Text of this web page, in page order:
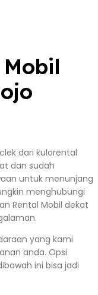
dari kulorental
dan sudah
untuk menunjang
menghubungi
Rental Mobil dekat
yang kami
anda. Opsi
ini bisa jadi